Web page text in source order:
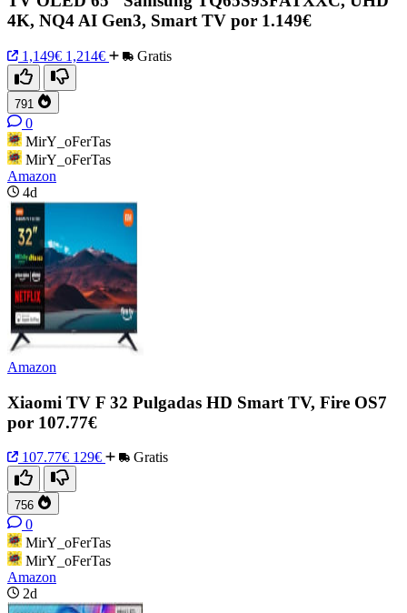
4K, NQ4 AI Gen3, Smart TV por 1.149€
1,149€ 1,214€ Gratis
791
0
MirY_oFerTas
MirY_oFerTas
Amazon
4d
Amazon
Xiaomi TV F 32 Pulgadas HD Smart TV, Fire OS7
por 107.77€
107.77€ 129€ Gratis
756
0
MirY_oFerTas
MirY_oFerTas
Amazon
2d